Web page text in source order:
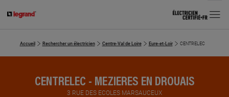
MENU
Accueil Rechercher un électricien Centre-Val de Loire Eure-et-Loir CENTRELEC
CENTRELEC - MEZIERES EN DROUAIS
3 RUE DES ECOLES MARSAUCEUX